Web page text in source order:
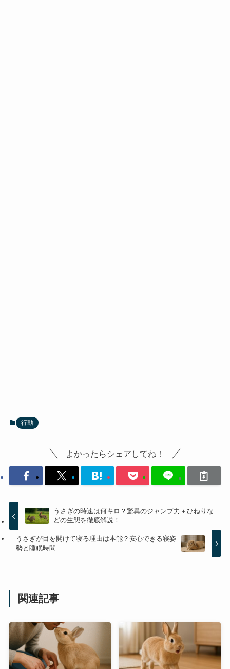
行動
よかったらシェアしてね！
うさぎの時速は何キロ？驚異のジャンプ力＋ひねりな
どの生態を徹底解説！
うさぎが目を開けて寝る理由は本能？安心できる寝姿
勢と睡眠時間
関連記事